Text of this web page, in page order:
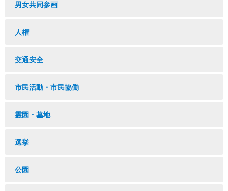
男女共同参画
人権
交通安全
市民活動・市民協働
霊園・墓地
選挙
公園